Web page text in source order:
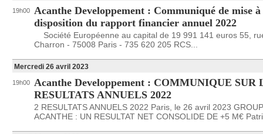
19h00 Acanthe Developpement : Communiqué de mise à
disposition du rapport financier annuel 2022
Société Européenne au capital de 19 991 141 euros 55,
Charron - 75008 Paris - 735 620 205 RCS...
Mercredi 26 avril 2023
19h00 Acanthe Developpement : COMMUNIQUE SUR
RESULTATS ANNUELS 2022
2 RESULTATS ANNUELS 2022 Paris, le 26 avril 2023
ACANTHE : UN RESULTAT NET CONSOLIDE DE +5 M€